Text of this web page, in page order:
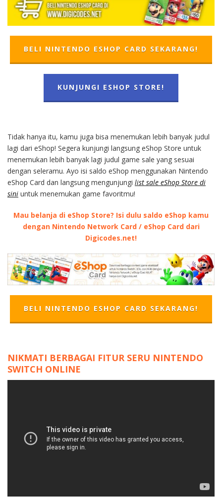
BELI NINTENDO ESHOP CARD SEKARANG!
KUNJUNGI ESHOP STORE!
Tidak hanya itu, kamu juga bisa menemukan lebih banyak judul
lagi dari eShop! Segera kunjungi langsung eShop Store untuk
menemukan lebih banyak lagi judul game sale yang sesuai
dengan seleramu. Ayo isi saldo eShop menggunakan Nintendo
eShop Card dan langsung mengunjungi list sale eShop Store di
sini untuk menemukan game favoritmu!
Mau belanja di eShop Store? Isi dulu saldo eShop kamu
dengan Nintendo Network Card / eShop Card dari
Digicodes.net!
BELI NINTENDO ESHOP CARD SEKARANG!
NIKMATI BERBAGAI FITUR SERU NINTENDO
SWITCH ONLINE